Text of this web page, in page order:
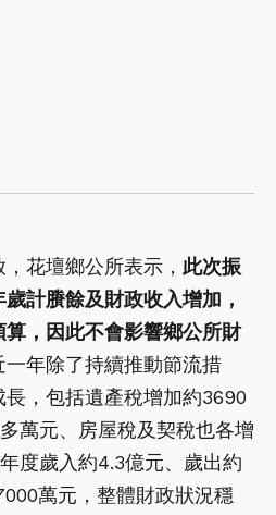
花壇鄉公所表示， 此次振
計賸餘及財政收入增加，
，因此不會影響鄉公所財
一年除了持續推動節流措
，包括遺產稅增加約3690
萬元、房屋稅及契稅也各增
度歲入約4.3億元、歲出約
萬元，整體財政狀況穩